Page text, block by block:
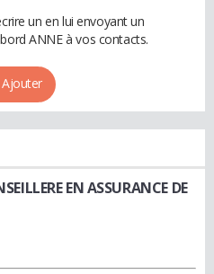
un en lui envoyant un
ANNE à vos contacts.
Ajouter
EN ASSURANCE DE